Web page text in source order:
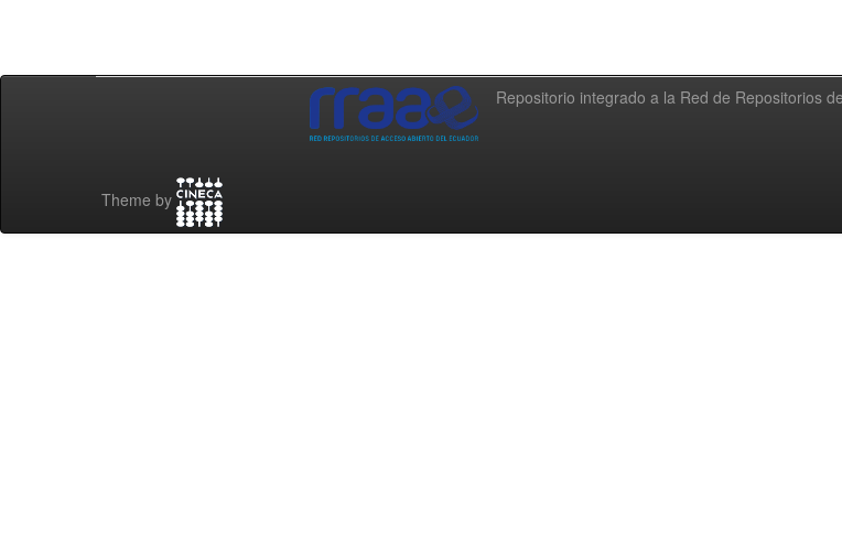
Repositorio integrado a la Red de Repositorios
Theme by